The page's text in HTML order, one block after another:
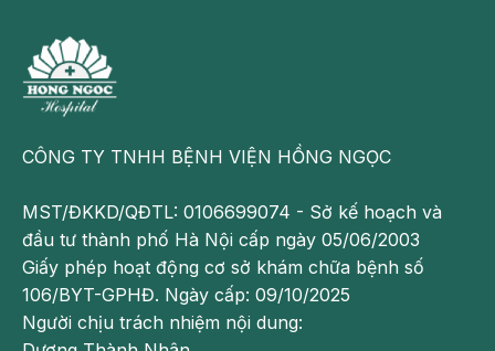
khắp
cơ
thể,
gây
ngáy,
thường
không
để
lại
CÔNG TY TNHH BỆNH VIỆN HỒNG NGỌC
MST/ĐKKD/QĐTL: 0106699074 - Sở kế hoạch và
đầu tư thành phố Hà Nội cấp ngày 05/06/2003
Giấy phép hoạt động cơ sở khám chữa bệnh số
106/BYT-GPHĐ. Ngày cấp: 09/10/2025
Người chịu trách nhiệm nội dung: